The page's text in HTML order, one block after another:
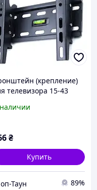
(крепление)
телевизора 15-43
43", V-Star V-20T,
₴
Купить
Таун 89%